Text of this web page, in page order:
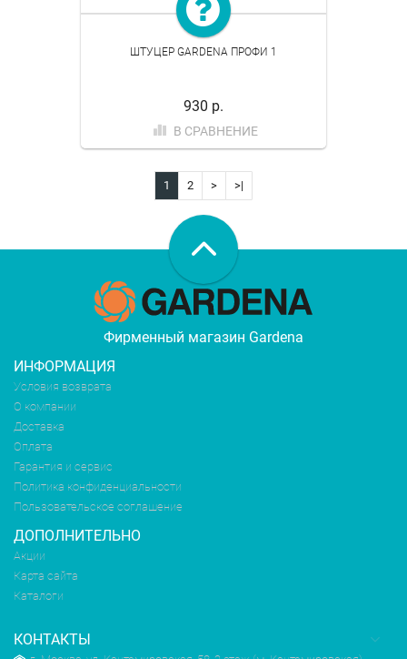
ШТУЦЕР GARDENA ПРОФИ 1
930 р.
В СРАВНЕНИЕ
1 2 > >|
Фирменный магазин Gardena
ИНФОРМАЦИЯ
Условия возврата
О компании
Доставка
Оплата
Гарантия и сервис
Политика конфиденциальности
Пользовательское соглашение
ДОПОЛНИТЕЛЬНО
Акции
Карта сайта
Каталоги
КОНТАКТЫ